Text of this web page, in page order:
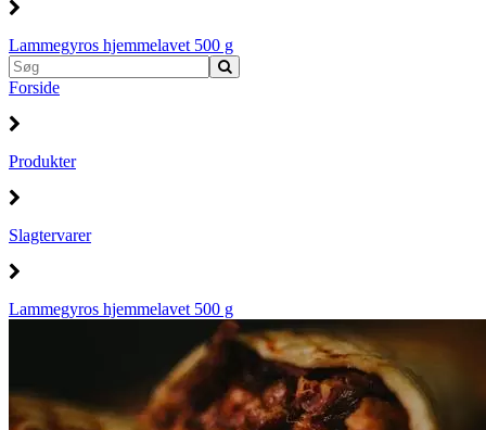
Lammegyros hjemmelavet 500 g
Forside
Produkter
Slagtervarer
Lammegyros hjemmelavet 500 g